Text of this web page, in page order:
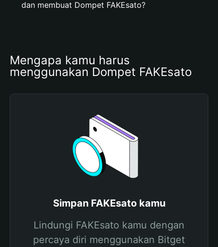
dan membuat Dompet FAKEsato?
Mengapa kamu harus
menggunakan Dompet FAKEsato
Simpan FAKEsato kamu
Lindungi FAKEsato kamu dengan
percaya diri menggunakan Bitget